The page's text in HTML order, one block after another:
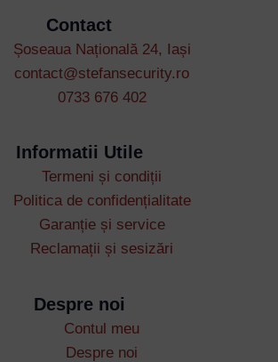
Contact
Șoseaua Națională 24, Iași
contact@stefansecurity.ro
0733 676 402
Informatii Utile
Termeni și condiții
Politica de confidențialitate
Garanție și service
Reclamații și sesizări
Despre noi
Contul meu
Despre noi
Username or Email Address
Remember Me